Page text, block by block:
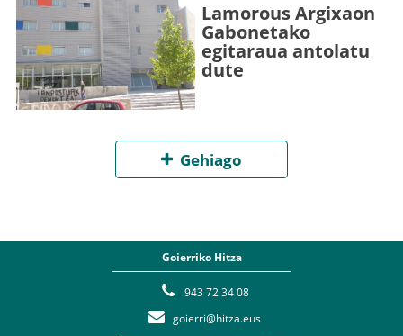
Lamorous Argixaon
Gabonetako
egitaraua antolatu
dute
Gehiago
Goierriko Hitza
943 72 34 08
goierri@hitza.eus